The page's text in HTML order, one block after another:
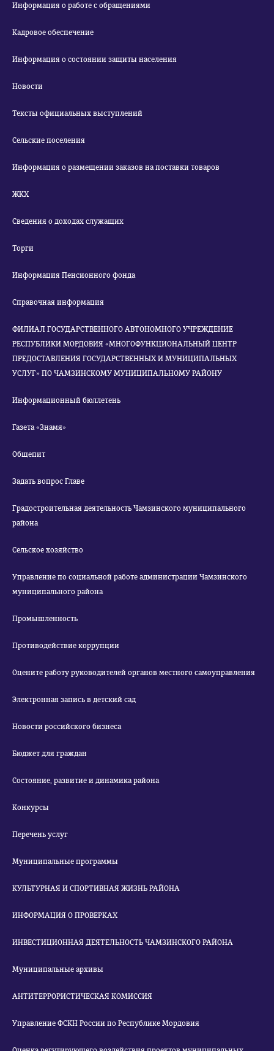
Информация о работе с обращениями
Кадровое обеспечение
Информация о состоянии защиты населения
Новости
Тексты официальных выступлений
Сельские поселения
Информация о размещении заказов на поставки товаров
ЖКХ
Сведения о доходах служащих
Торги
Информация Пенсионного фонда
Справочная информация
ФИЛИАЛ ГОСУДАРСТВЕННОГО АВТОНОМНОГО УЧРЕЖДЕНИЕ
РЕСПУБЛИКИ МОРДОВИЯ «МНОГОФУНКЦИОНАЛЬНЫЙ ЦЕНТР
ПРЕДОСТАВЛЕНИЯ ГОСУДАРСТВЕННЫХ И МУНИЦИПАЛЬНЫХ
УСЛУГ» ПО ЧАМЗИНСКОМУ МУНИЦИПАЛЬНОМУ РАЙОНУ
Информационный бюллетень
Газета «Знамя»
Общепит
Задать вопрос Главе
Градостроительная деятельность Чамзинского муниципального
района
Сельское хозяйство
Управление по социальной работе администрации Чамзинского
муниципального района
Промышленность
Противодействие коррупции
Оцените работу руководителей органов местного самоуправления
Электронная запись в детский сад
Новости российского бизнеса
Бюджет для граждан
Состояние, развитие и динамика района
Конкурсы
Перечень услуг
Муниципальные программы
КУЛЬТУРНАЯ И СПОРТИВНАЯ ЖИЗНЬ РАЙОНА
ИНФОРМАЦИЯ О ПРОВЕРКАХ
ИНВЕСТИЦИОННАЯ ДЕЯТЕЛЬНОСТЬ ЧАМЗИНСКОГО РАЙОНА
Муниципальные архивы
АНТИТЕРРОРИСТИЧЕСКАЯ КОМИССИЯ
Управление ФСКН России по Республике Мордовия